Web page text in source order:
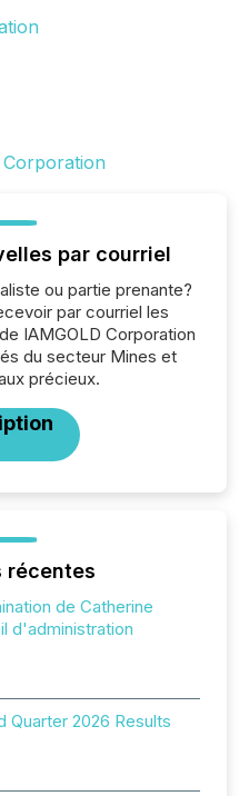
par courriel
ou partie prenante?
par courriel les
IAMGOLD Corporation
du secteur Mines et
précieux.
récentes
de Catherine
d'administration
Quarter 2026 Results